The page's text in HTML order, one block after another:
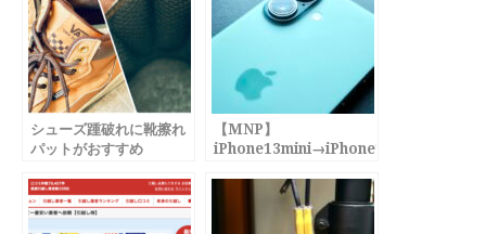
シューズ踵破れに靴擦れ
パットがおすすめ
【MNP】
iPhone13mini→iPhone16